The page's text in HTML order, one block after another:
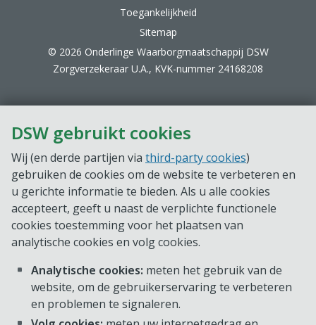
DSW gebruikt cookies
Wij (en derde partijen via third-party cookies)
gebruiken de cookies om de website te verbeteren en
u gerichte informatie te bieden. Als u alle cookies
accepteert, geeft u naast de verplichte functionele
cookies toestemming voor het plaatsen van
analytische cookies en volg cookies.
Analytische cookies: meten het gebruik van de
website, om de gebruikerservaring te verbeteren
en problemen te signaleren.
Toegankelijkheid
Sitemap
© 2026 Onderlinge Waarborgmaatschappij DSW
Zorgverzekeraar U.A., KVK-nummer 24168208